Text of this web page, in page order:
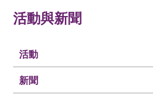
活動與新聞
活動
新聞